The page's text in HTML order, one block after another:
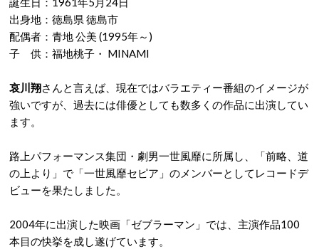
出身地：徳島県 徳島市
配偶者：青地 公美 (1995年～)
子 供：福地桃子・ MINAMI
哀川翔さんと言えば、現在ではバラエティー番組のイメージが
強いですが、過去には俳優としても数多くの作品に出演してい
ます。
路上パフォーマンス集団・劇男一世風靡に所属し、「前略、道
の上より」で「一世風靡セピア」のメンバーとしてレコードデ
ビューを果たしました。
2004年に出演した映画「ゼブラーマン」では、主演作品100
本目の快挙を成し遂げています。